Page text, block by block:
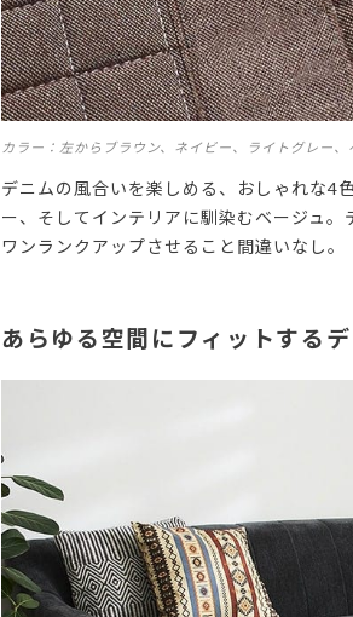
カラー：左からブラウン、ネイビー、ライトグレー、
デニムの風合いを楽しめる、おしゃれな4
ー、そしてインテリアに馴染むベージュ
ワンランクアップさせること間違いなし。
あらゆる空間にフィットする